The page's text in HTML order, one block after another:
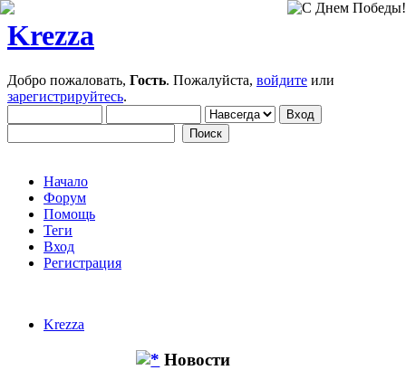
Krezza
Добро пожаловать, Гость. Пожалуйста, войдите или
зарегистрируйтесь.
Начало
Форум
Помощь
Теги
Вход
Регистрация
Krezza
Новости